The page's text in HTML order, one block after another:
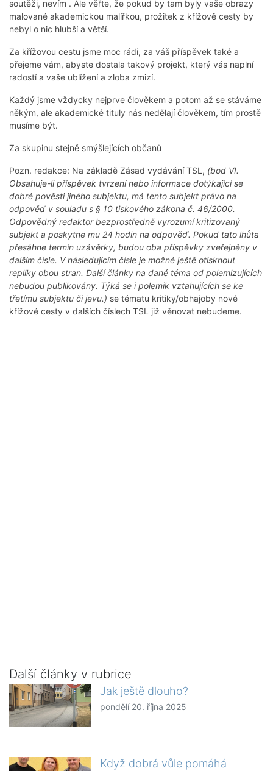
soutěži, nevím . Ale věřte, že pokud by tam byly vaše obrazy
malované akademickou malířkou, prožitek z křížově cesty by
nebyl o nic hlubší a větší.
Za křížovou cestu jsme moc rádi, za váš příspěvek také a
přejeme vám, abyste dostala takový projekt, který vás naplní
radostí a vaše ublížení a zloba zmizí.
Každý jsme vždycky nejprve člověkem a potom až se stáváme
někým, ale akademické tituly nás nedělají člověkem, tím prostě
musíme být.
Za skupinu stejně smýšlejících občanů
Pozn. redakce: Na základě Zásad vydávání TSL, (bod VI.
Obsahuje-li příspěvek tvrzení nebo informace dotýkající se
dobré pověsti jiného subjektu, má tento subjekt právo na
odpověď v souladu s § 10 tiskového zákona č. 46/2000.
Odpovědný redaktor bezprostředně vyrozumí kritizovaný
subjekt a poskytne mu 24 hodin na odpověď. Pokud tato lhůta
přesáhne termín uzávěrky, budou oba příspěvky zveřejněny v
dalším čísle. V následujícím čísle je možné ještě otisknout
repliky obou stran. Další články na dané téma od polemizujících
nebudou publikovány. Týká se i polemik vztahujících se ke
třetímu subjektu či jevu.) se tématu kritiky/obhajoby nové
křížové cesty v dalších číslech TSL již věnovat nebudeme.
Další články v rubrice
Jak ještě dlouho?
pondělí 20. října 2025
Když dobrá vůle pomáhá